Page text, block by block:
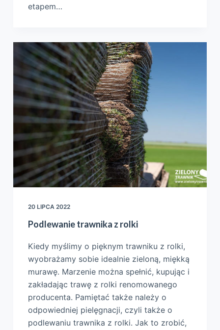
etapem…
20 LIPCA 2022
Podlewanie trawnika z rolki
Kiedy myślimy o pięknym trawniku z rolki,
wyobrażamy sobie idealnie zieloną, miękką
murawę. Marzenie można spełnić, kupując i
zakładając trawę z rolki renomowanego
producenta. Pamiętać także należy o
odpowiedniej pielęgnacji, czyli także o
podlewaniu trawnika z rolki. Jak to zrobić,